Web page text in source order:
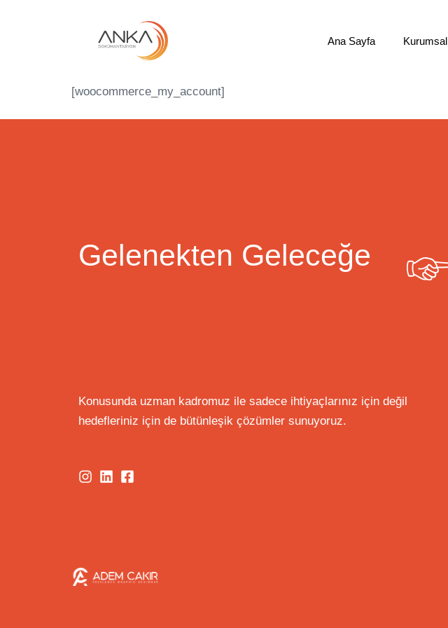
Ana Sayfa Kurumsal
[woocommerce_my_account]
Gelenekten Geleceğe
Konusunda uzman kadromuz ile sadece ihtiyaçlarınız için değil
hedefleriniz için de bütünleşik çözümler sunuyoruz.